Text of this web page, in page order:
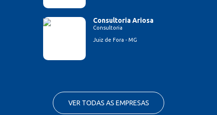
Consultoria Ariosa
Consultoria
Juiz de Fora - MG
VER TODAS AS EMPRESAS